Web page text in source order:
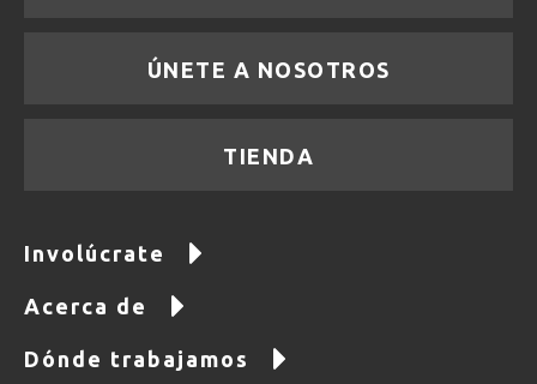
ÚNETE A NOSOTROS
TIENDA
Involúcrate
Acerca de
Dónde trabajamos